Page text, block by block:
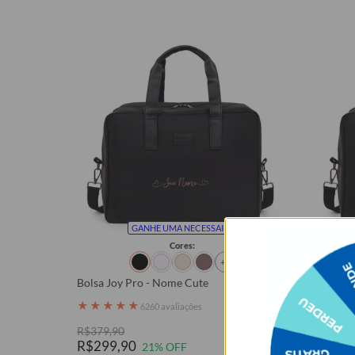
GANHE UMA NECESSAIRE
Cores:
+2
Bolsa Joy Pro - Nome Cute
★ ★ ★ ★ ★ 6260 avaliações
R$379,90
R$299,90 21% OFF
Bolsa
★
★
R$379,90